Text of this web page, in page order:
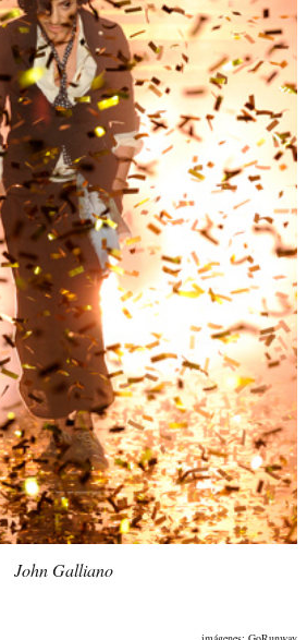
John Galliano